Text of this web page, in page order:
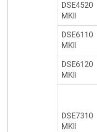
DSE4520
MKII
DSE6110
MKII
DSE6120
MKII
DSE7310
MKII